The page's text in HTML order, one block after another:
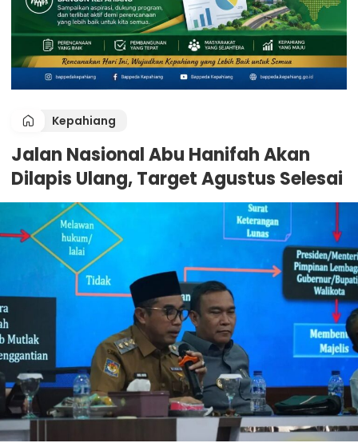
Kepahiang
Jalan Nasional Abu Hanifah Akan
Dilapis Ulang, Target Agustus Selesai